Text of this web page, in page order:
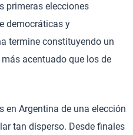
primeras elecciones
democráticas y
termine constituyendo un
acentuado que los de
en Argentina de una elección
tan disperso. Desde finales